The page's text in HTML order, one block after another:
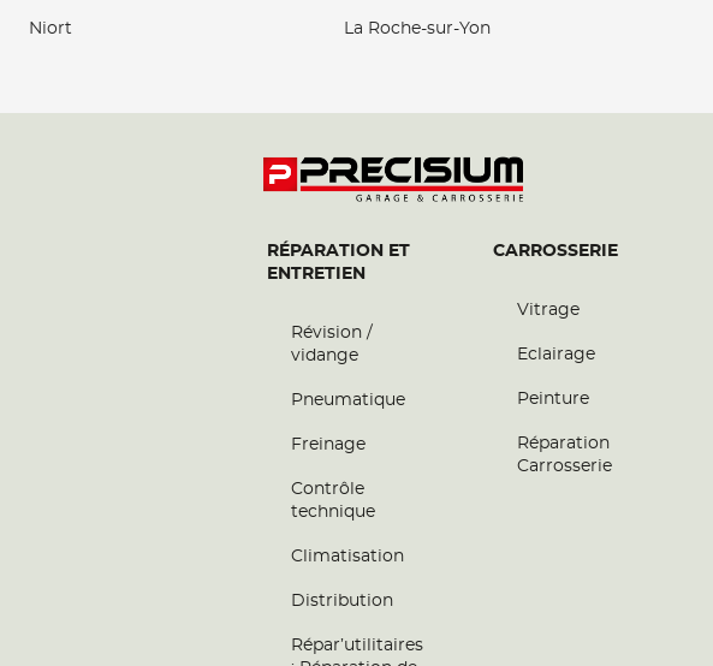
Niort La Roche-sur-Yon
RÉPARATION ET
ENTRETIEN
Révision /
vidange
Pneumatique
Freinage
Contrôle
technique
Climatisation
Distribution
Répar’utilitaires
CARROSSERIE
Vitrage
Eclairage
Peinture
Réparation
Carrosserie